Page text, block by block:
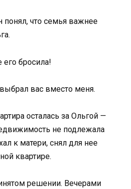
что семья важнее
бросила!
вас вместо меня.
осталась за Ольгой —
не подлежала
к матери, снял для нее
квартире.
решении. Вечерами